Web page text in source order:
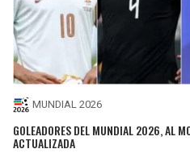
MUNDIAL 2026
GOLEADORES DEL MUNDIAL 2026, AL
ACTUALIZADA